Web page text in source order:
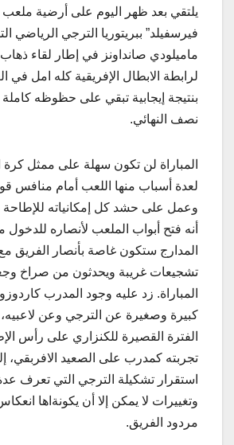
يلتقي بعد ظهر اليوم على أرضية
فيرسفيلد” ببريتوريا الترجي الرياضي
ماميلودي صانداونز في إطار لقاء ذهاب
لرابطة الابطال الإفريقية كله امل في
بنتيجة إيجابية تبقي على حظوظه
نصف النهائي.
المباراة لن تكون سهلة على ممثل كرة
لعدة أسباب منها اللعب أمام منافس
وعمل على حشد كل إمكانياته
أنه فتح أبواب الملعب لأنصاره للدخول
المدارج ستكون غاصة بأنصار الفريق
تشجيعات غريبة ويحدثون من صراخ
المباراة. زد عليه وجود المدرب
كبيرة وصغيرة عن الترجي وعن
الفترة القصيرة للكنزاري على رأس
تجربته كمدرب على الصعيد الافربقي،
استقرار تشكيلة الترجي التي تعرف
وتغييرات لا يمكن إلا أن يكونةاها
مردود الفريق.